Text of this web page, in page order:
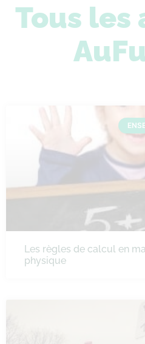
Tous
Les règles de calcul en
physique